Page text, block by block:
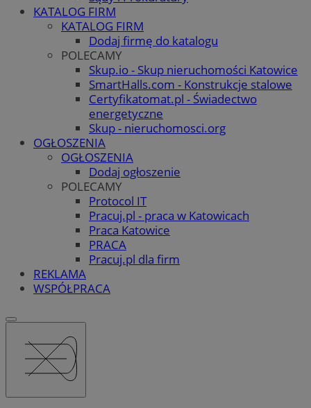
KATALOG FIRM
KATALOG FIRM
Dodaj firmę do katalogu
POLECAMY
Skup.io - Skup nieruchomości Katowice
SmartHalls.com - Konstrukcje stalowe
Certyfikatomat.pl - Świadectwo
energetyczne
Skup - nieruchomosci.org
OGŁOSZENIA
OGŁOSZENIA
Dodaj ogłoszenie
POLECAMY
Protocol IT
Pracuj.pl - praca w Katowicach
Praca Katowice
PRACA
Pracuj.pl dla firm
REKLAMA
WSPÓŁPRACA